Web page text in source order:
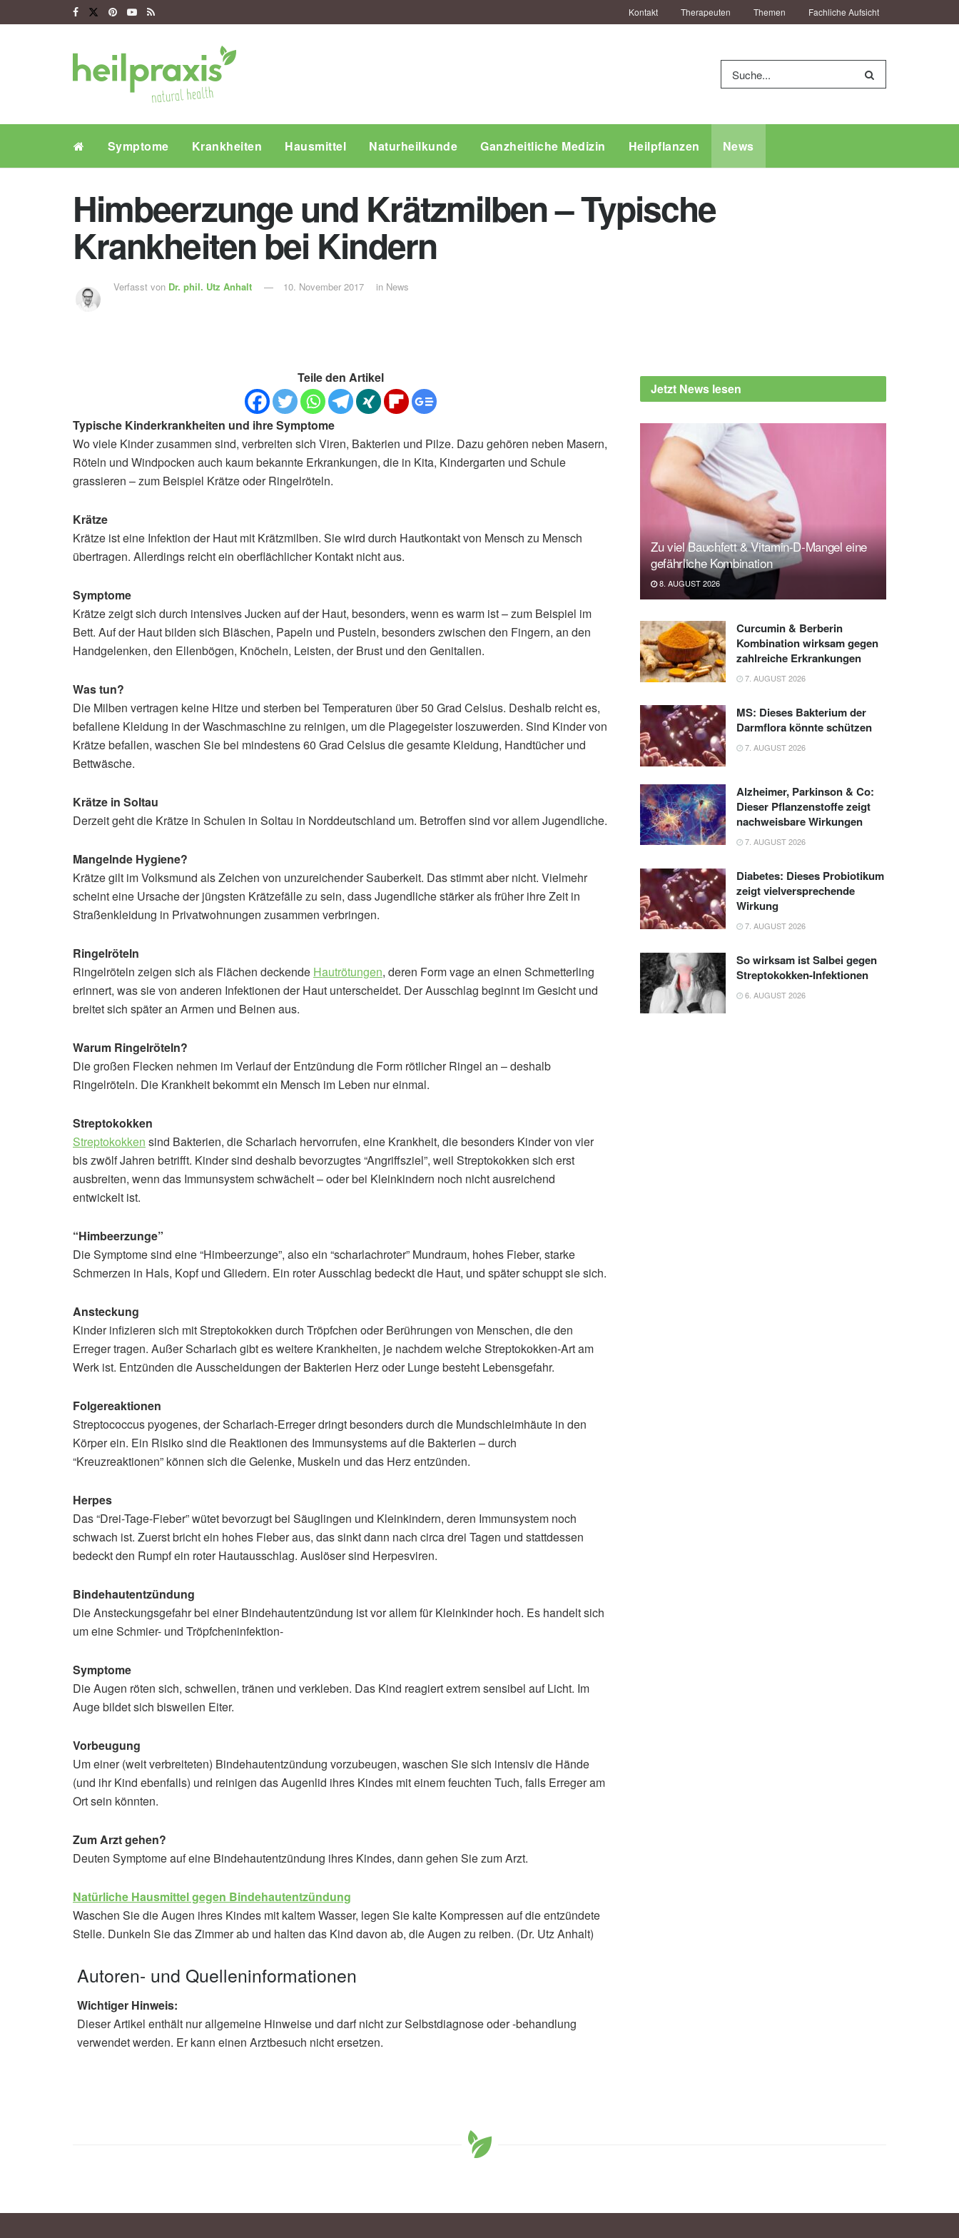
Kontakt Therapeuten Themen Fachliche Aufsicht
Symptome Krankheiten Hausmittel Naturheilkunde Ganzheitliche Medizin Heilpflanzen News
Himbeerzunge und Krätzmilben – Typische
Krankheiten bei Kindern
Verfasst von Dr. phil. Utz Anhalt 10. November 2017 in News
Teile den Artikel
Typische Kinderkrankheiten und ihre Symptome
Wo viele Kinder zusammen sind, verbreiten sich Viren, Bakterien und Pilze. Dazu gehören neben Masern,
Röteln und Windpocken auch kaum bekannte Erkrankungen, die in Kita, Kindergarten und Schule
grassieren – zum Beispiel Krätze oder Ringelröteln.
Krätze
Krätze ist eine Infektion der Haut mit Krätzmilben. Sie wird durch Hautkontakt von Mensch zu Mensch
übertragen. Allerdings reicht ein oberflächlicher Kontakt nicht aus.
Symptome
Krätze zeigt sich durch intensives Jucken auf der Haut, besonders, wenn es warm ist – zum Beispiel im
Bett. Auf der Haut bilden sich Bläschen, Papeln und Pusteln, besonders zwischen den Fingern, an den
Handgelenken, den Ellenbögen, Knöcheln, Leisten, der Brust und den Genitalien.
Was tun?
Die Milben vertragen keine Hitze und sterben bei Temperaturen über 50 Grad Celsius. Deshalb reicht es,
befallene Kleidung in der Waschmaschine zu reinigen, um die Plagegeister loszuwerden. Sind Kinder von
Krätze befallen, waschen Sie bei mindestens 60 Grad Celsius die gesamte Kleidung, Handtücher und
Bettwäsche.
Krätze in Soltau
Derzeit geht die Krätze in Schulen in Soltau in Norddeutschland um. Betroffen sind vor allem Jugendliche.
Mangelnde Hygiene?
Krätze gilt im Volksmund als Zeichen von unzureichender Sauberkeit. Das stimmt aber nicht. Vielmehr
scheint eine Ursache der jüngsten Krätzefälle zu sein, dass Jugendliche stärker als früher ihre Zeit in
Straßenkleidung in Privatwohnungen zusammen verbringen.
Ringelröteln
Ringelröteln zeigen sich als Flächen deckende Hautrötungen, deren Form vage an einen Schmetterling
erinnert, was sie von anderen Infektionen der Haut unterscheidet. Der Ausschlag beginnt im Gesicht und
breitet sich später an Armen und Beinen aus.
Warum Ringelröteln?
Die großen Flecken nehmen im Verlauf der Entzündung die Form rötlicher Ringel an – deshalb
Ringelröteln. Die Krankheit bekommt ein Mensch im Leben nur einmal.
Streptokokken
Streptokokken sind Bakterien, die Scharlach hervorrufen, eine Krankheit, die besonders Kinder von vier
bis zwölf Jahren betrifft. Kinder sind deshalb bevorzugtes “Angriffsziel”, weil Streptokokken sich erst
ausbreiten, wenn das Immunsystem schwächelt – oder bei Kleinkindern noch nicht ausreichend
entwickelt ist.
“Himbeerzunge”
Die Symptome sind eine “Himbeerzunge”, also ein “scharlachroter” Mundraum, hohes Fieber, starke
Schmerzen in Hals, Kopf und Gliedern. Ein roter Ausschlag bedeckt die Haut, und später schuppt sie sich.
Ansteckung
Kinder infizieren sich mit Streptokokken durch Tröpfchen oder Berührungen von Menschen, die den
Erreger tragen. Außer Scharlach gibt es weitere Krankheiten, je nachdem welche Streptokokken-Art am
Werk ist. Entzünden die Ausscheidungen der Bakterien Herz oder Lunge besteht Lebensgefahr.
Folgereaktionen
Streptococcus pyogenes, der Scharlach-Erreger dringt besonders durch die Mundschleimhäute in den
Körper ein. Ein Risiko sind die Reaktionen des Immunsystems auf die Bakterien – durch
“Kreuzreaktionen” können sich die Gelenke, Muskeln und das Herz entzünden.
Herpes
Das “Drei-Tage-Fieber” wütet bevorzugt bei Säuglingen und Kleinkindern, deren Immunsystem noch
schwach ist. Zuerst bricht ein hohes Fieber aus, das sinkt dann nach circa drei Tagen und stattdessen
bedeckt den Rumpf ein roter Hautausschlag. Auslöser sind Herpesviren.
Bindehautentzündung
Die Ansteckungsgefahr bei einer Bindehautentzündung ist vor allem für Kleinkinder hoch. Es handelt sich
um eine Schmier- und Tröpfcheninfektion-
Symptome
Die Augen röten sich, schwellen, tränen und verkleben. Das Kind reagiert extrem sensibel auf Licht. Im
Auge bildet sich bisweilen Eiter.
Vorbeugung
Um einer (weit verbreiteten) Bindehautentzündung vorzubeugen, waschen Sie sich intensiv die Hände
(und ihr Kind ebenfalls) und reinigen das Augenlid ihres Kindes mit einem feuchten Tuch, falls Erreger am
Ort sein könnten.
Zum Arzt gehen?
Deuten Symptome auf eine Bindehautentzündung ihres Kindes, dann gehen Sie zum Arzt.
Natürliche Hausmittel gegen Bindehautentzündung
Waschen Sie die Augen ihres Kindes mit kaltem Wasser, legen Sie kalte Kompressen auf die entzündete
Stelle. Dunkeln Sie das Zimmer ab und halten das Kind davon ab, die Augen zu reiben. (Dr. Utz Anhalt)
Autoren- und Quelleninformationen
Wichtiger Hinweis:
Dieser Artikel enthält nur allgemeine Hinweise und darf nicht zur Selbstdiagnose oder -behandlung
verwendet werden. Er kann einen Arztbesuch nicht ersetzen.
Jetzt News lesen
Zu viel Bauchfett & Vitamin-D-Mangel eine
gefährliche Kombination
8. AUGUST 2026
Curcumin & Berberin
Kombination wirksam gegen
zahlreiche Erkrankungen
7. AUGUST 2026
MS: Dieses Bakterium der
Darmflora könnte schützen
7. AUGUST 2026
Alzheimer, Parkinson & Co:
Dieser Pflanzenstoffe zeigt
nachweisbare Wirkungen
7. AUGUST 2026
Diabetes: Dieses Probiotikum
zeigt vielversprechende
Wirkung
7. AUGUST 2026
So wirksam ist Salbei gegen
Streptokokken-Infektionen
6. AUGUST 2026